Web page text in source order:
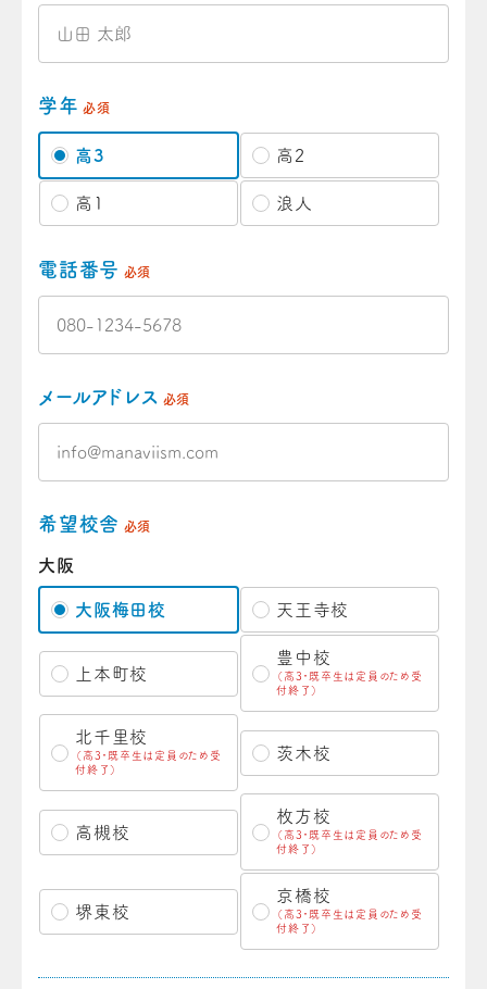
学年 必須
高3 高2
高1 浪人
電話番号 必須
メールアドレス 必須
希望校舎 必須
大阪
大阪梅田校 天王寺校
上本町校
豊中校
（高3・既卒生は定員のため受
付終了）
北千里校
（高3・既卒生は定員のため受
付終了）
茨木校
高槻校
枚方校
（高3・既卒生は定員のため受
付終了）
堺東校
京橋校
（高3・既卒生は定員のため受
付終了）